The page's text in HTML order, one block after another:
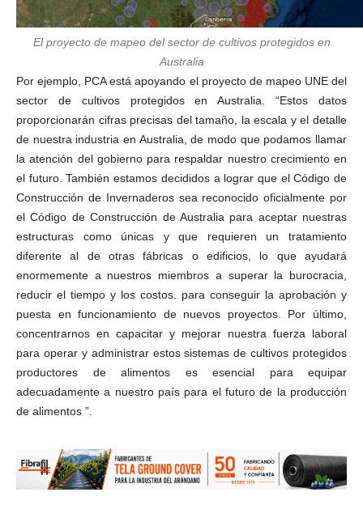
El proyecto de mapeo del sector de cultivos protegidos en
Australia
Por ejemplo, PCA está apoyando el proyecto de mapeo UNE del
sector de cultivos protegidos en Australia. “Estos datos
proporcionarán cifras precisas del tamaño, la escala y el detalle
de nuestra industria en Australia, de modo que podamos llamar
la atención del gobierno para respaldar nuestro crecimiento en
el futuro. También estamos decididos a lograr que el Código de
Construcción de Invernaderos sea reconocido oficialmente por
el Código de Construcción de Australia para aceptar nuestras
estructuras como únicas y que requieren un tratamiento
diferente al de otras fábricas o edificios, lo que ayudará
enormemente a nuestros miembros a superar la burocracia,
reducir el tiempo y los costos. para conseguir la aprobación y
puesta en funcionamiento de nuevos proyectos. Por último,
concentrarnos en capacitar y mejorar nuestra fuerza laboral
para operar y administrar estos sistemas de cultivos protegidos
productores de alimentos es esencial para equipar
adecuadamente a nuestro país para el futuro de la producción
de alimentos ”.